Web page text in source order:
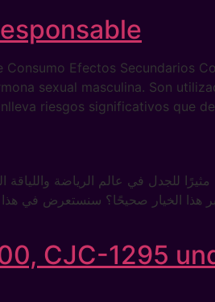
Efectos Secundarios
sexual masculina. Son
riesgos significativos que
للجدل في عالم الرياضة واللياقة
هذا الخيار صحيحًا؟ سنستعرض في
CJC-1295